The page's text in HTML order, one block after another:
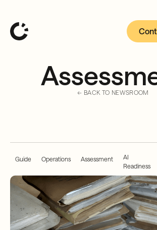
← BACK TO NEWSROOM
Guide Operations Assessment
AI
Readiness